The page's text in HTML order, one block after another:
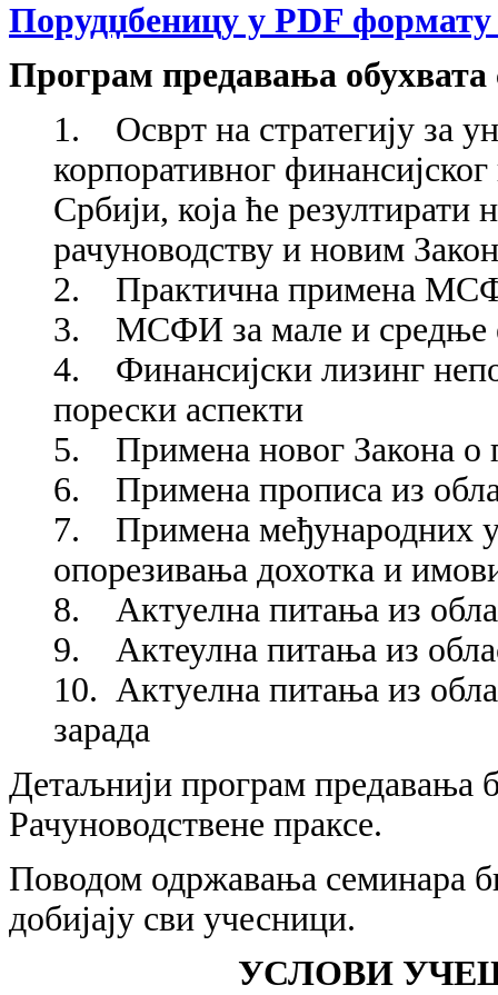
Порудџбеницу у PDF
Програм предавања обухвата
1. Осврт на стратегију за
корпоративног
Србији, која ће резултирати
рачуноводству и новим
2. Практична примена
3. МСФИ за мале и средње
4. Финансијски лизинг
порески аспекти
5. Примена новог Закона о
6. Примена прописа из
7. Примена међународних
опорезивања дохотка и
8. Актуелна питања из
9. Актеулна питања из
10. Актуелна питања из
зарада
Детаљнији програм предавања
Рачуноводствене праксе.
Поводом одржавања семинара
добијају сви учесници.
УСЛОВИ